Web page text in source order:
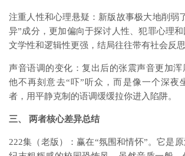
注重人性和心理悬疑：新版故事极大地削弱
异”成分，更加偏向于探讨人性、犯罪心理
文学性和逻辑性更强，结局往往带有社会反思
声音语调的变化：复出后的张震声音更加浑
他不再刻意去“吓”听众，而是像一个深夜
者，用平静克制的语调缓缓拉你进入陷阱。
三、 两者核心差异总结
222集（老版）：赢在“氛围和情怀”。它是